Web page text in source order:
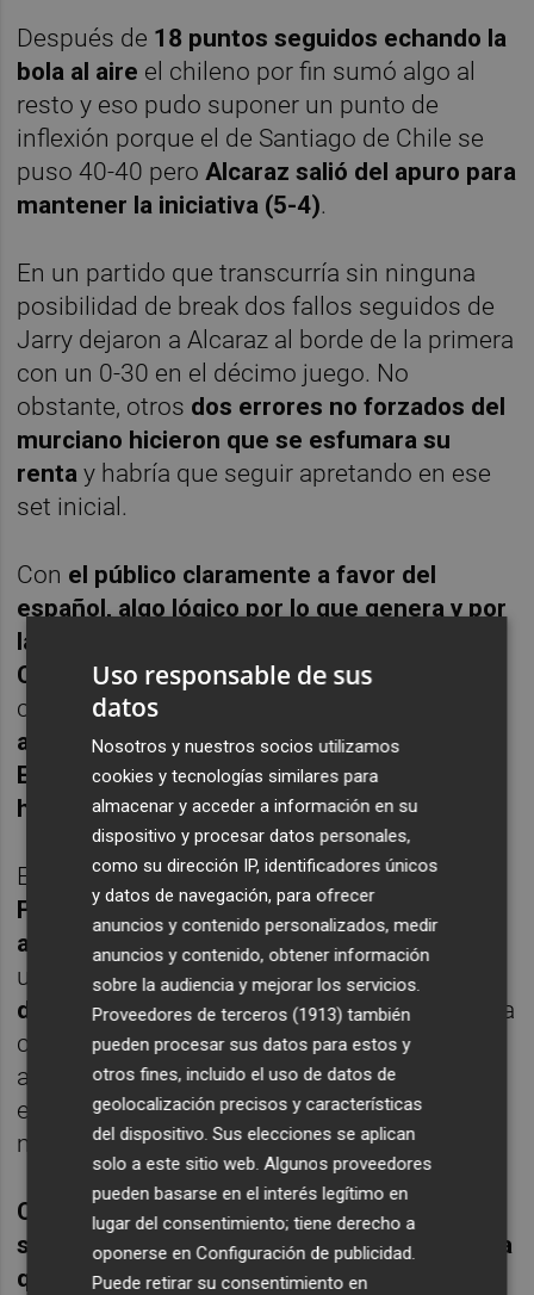
Después de 18 puntos seguidos echando la
bola al aire el chileno por fin sumó algo al
resto y eso pudo suponer un punto de
inflexión porque el de Santiago de Chile se
puso 40-40 peroAlcaraz salió del apuro para
mantener la iniciativa (5-4).
En un partido que transcurría sin ninguna
posibilidad de break dos fallos seguidos de
Jarry dejaron a Alcaraz al borde de la primera
con un 0-30 en el décimo juego. No
obstante, otros dos errores no forzados del
murciano hicieron que se esfumara su
renta y habría que seguir apretando en ese
set inicial.
Con el público claramente a favor del
español, algo lógico por lo que genera y por
la consabida rivalidad entre Argentina y
Chile
, Charly siguió a lo suyo y llegó al 6-5
con claridad y de ese modo al menos
aseguró el tie break. Lo hubo porque
El Fuerte, sacando a 200 kilómetros por
hora desde su 1,98, no aflojó un ápice
En la muerte súbita el pupilo de Juan Carlos
Ferrero , quienvenía de ganarle una el día
anterior a Vavassori por 7-1 , arrancó con
una doble falta y a partir de ahíse mostró
dubitativo y falló lo que no venía fallando
. La
consecuencia, fue que se vio 1-6 abajo y,
aunque salvó una bola de set, en la segunda
estrelló la pelota en la red y así concluyó esa
manga después de59 minutos.
CA reaccionó de la mejor manera e inició el
segundo parcial por fin con una ruptura, a la
que tendría que dar continuidad con su
Uso responsable de sus
datos
Nosotros y nuestros socios utilizamos
cookies y tecnologías similares para
almacenar y acceder a información en su
dispositivo y procesar datos personales,
como su dirección IP, identificadores únicos
y datos de navegación, para ofrecer
anuncios y contenido personalizados, medir
anuncios y contenido, obtener información
sobre la audiencia y mejorar los servicios.
Proveedores de terceros (1913) también
pueden procesar sus datos para estos y
otros fines, incluido el uso de datos de
geolocalización precisos y características
del dispositivo. Sus elecciones se aplican
solo a este sitio web. Algunos proveedores
pueden basarse en el interés legítimo en
lugar del consentimiento; tiene derecho a
oponerse enConfiguración de publicidad.
Puede retirar su consentimiento en